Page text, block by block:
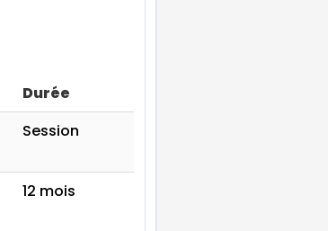
Durée
Session
12 mois